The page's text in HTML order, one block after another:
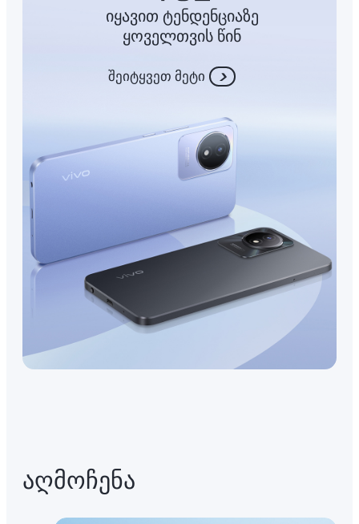
იყავით ტენდენციაზე
ყოველთვის წინ
შეიტყვეთ მეტი
აღმოჩენა